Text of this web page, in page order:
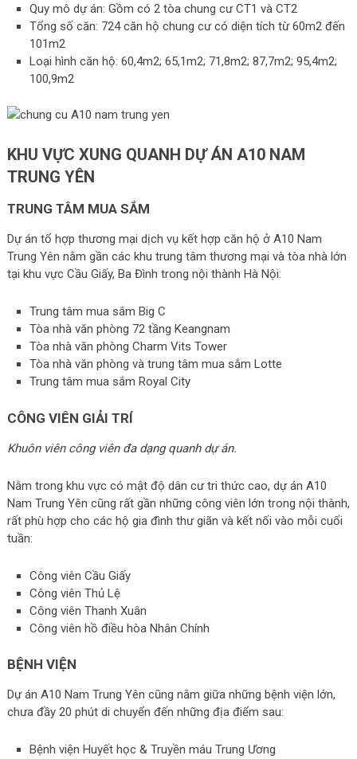
Quy mô dự án: Gồm có 2 tòa chung cư CT1 và CT2
Tổng số căn: 724 căn hộ chung cư có diện tích từ 60m2 đến
101m2
Loại hình căn hộ: 60,4m2; 65,1m2; 71,8m2; 87,7m2; 95,4m2;
100,9m2
KHU VỰC XUNG QUANH DỰ ÁN A10 NAM
TRUNG YÊN
TRUNG TÂM MUA SẮM
Dự án tổ hợp thương mại dịch vụ kết hợp căn hộ ở A10 Nam
Trung Yên nằm gần các khu trung tâm thương mại và tòa nhà lớn
tại khu vực Cầu Giấy, Ba Đình trong nội thành Hà Nội:
Trung tâm mua sắm Big C
Tòa nhà văn phòng 72 tầng Keangnam
Tòa nhà văn phòng Charm Vits Tower
Tòa nhà văn phòng và trung tâm mua sắm Lotte
Trung tâm mua sắm Royal City
CÔNG VIÊN GIẢI TRÍ
Khuôn viên công viên đa dạng quanh dự án.
Nằm trong khu vực có mật độ dân cư tri thức cao, dự án A10
Nam Trung Yên cũng rất gần những công viên lớn trong nội thành,
rất phù hợp cho các hộ gia đình thư giãn và kết nối vào mỗi cuối
tuần:
Công viên Cầu Giấy
Công viên Thủ Lệ
Công viên Thanh Xuân
Công viên hồ điều hòa Nhân Chính
BỆNH VIỆN
Dự án A10 Nam Trung Yên cũng nằm giữa những bệnh viện lớn,
chưa đầy 20 phút di chuyển đến những địa điểm sau:
Bệnh viện Huyết học & Truyền máu Trung Ương